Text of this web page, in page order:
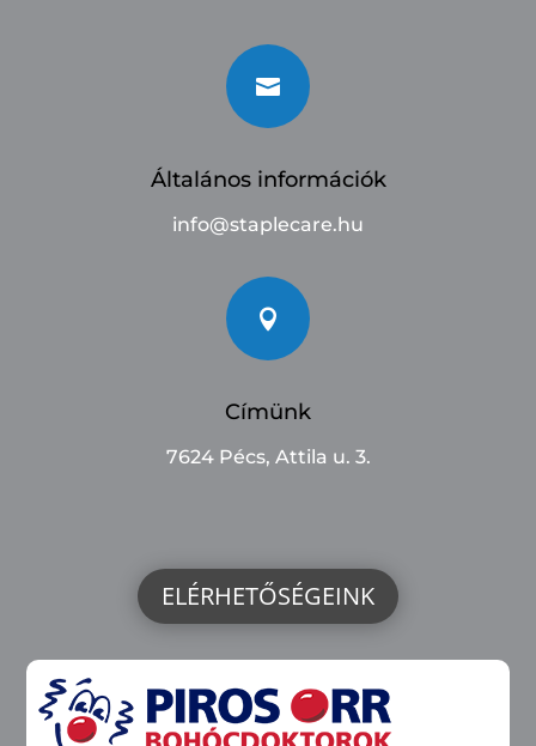

Általános információk
info@staplecare.hu

Címünk
7624 Pécs, Attila u. 3.
ELÉRHETŐSÉGEINK